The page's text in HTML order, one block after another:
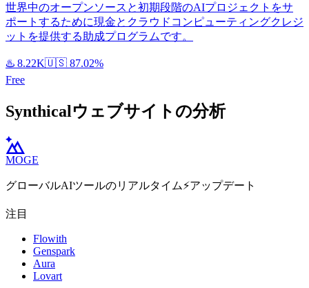
世界中のオープンソースと初期段階のAIプロジェクトをサ
ポートするために現金とクラウドコンピューティングクレジ
ットを提供する助成プログラムです。
♨️ 8.22K🇺🇸 87.02%
Free
Synthicalウェブサイトの分析
MOGE
グローバルAIツールのリアルタイム⚡️アップデート
注目
Flowith
Genspark
Aura
Lovart